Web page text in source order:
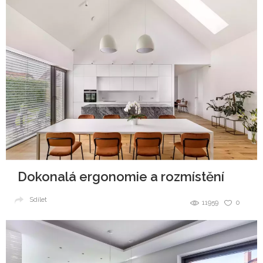
Dokonalá ergonomie a rozmístění
0
11959
Sdílet